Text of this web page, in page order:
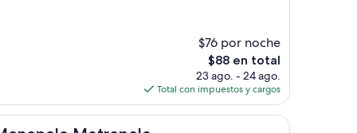
$76 por noche
El
precio
actual
es
de
$88 en total
23 ago. - 24 ago.
Total con impuestos y cargos